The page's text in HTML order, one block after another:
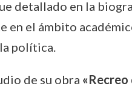
detallado en la
en el ámbito
política.
de su obra «Recreo